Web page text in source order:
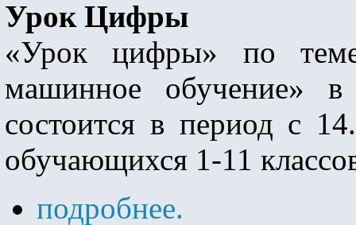
Урок Цифры
«Урок цифры» по
машинное
состоится в период с
обучающихся 1-11
подробнее.